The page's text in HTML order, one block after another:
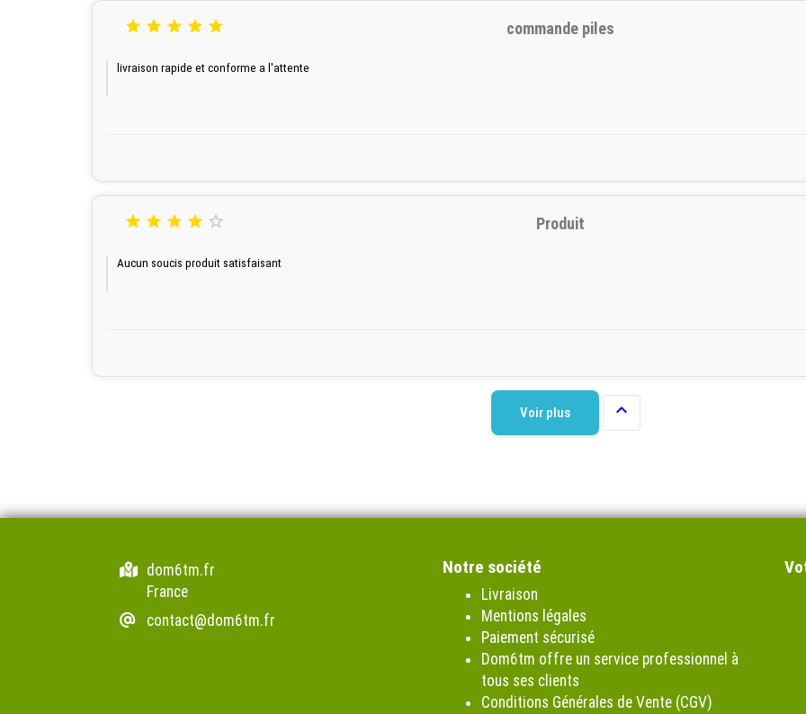
     commande piles
livraison rapide et conforme a l'attente
     Produit
Aucun soucis produit satisfaisant
Voir plus 
dom6tm.fr
France
contact@dom6tm.fr
Notre société
Livraison
Mentions légales
Paiement sécurisé
Dom6tm offre un service professionnel à
tous ses clients
Conditions Générales de Vente (CGV)